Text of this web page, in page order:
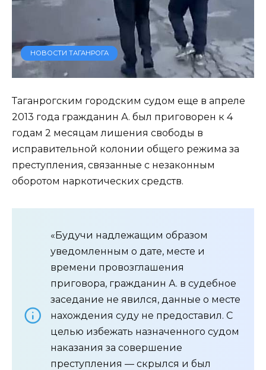
НОВОСТИ ТАГАНРОГА
Таганрогским городским судом еще в апреле
2013 года гражданин А. был приговорен к 4
годам 2 месяцам лишения свободы в
исправительной колонии общего режима за
преступления, связанные с незаконным
оборотом наркотических средств.
«Будучи надлежащим образом
уведомленным о дате, месте и
времени провозглашения
приговора, гражданин А. в судебное
заседание не явился, данные о месте
нахождения суду не предоставил. С
целью избежать назначенного судом
наказания за совершение
преступления — скрылся и был